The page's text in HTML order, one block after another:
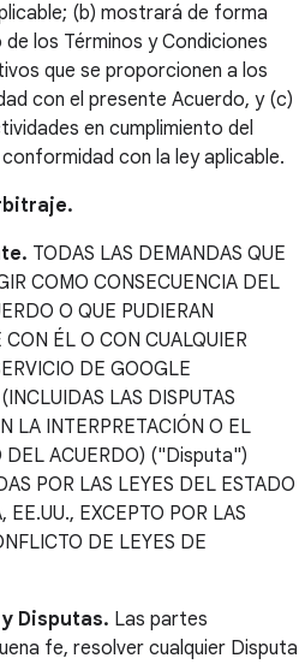
(b) mostrará de forma
los Términos y Condiciones
que se proporcionen a los
con el presente Acuerdo, y (c)
en cumplimiento del
con la ley aplicable.
TODAS LAS DEMANDAS QUE
COMO CONSECUENCIA DEL
O QUE PUDIERAN
CON ÉL O CON CUALQUIER
DE GOOGLE
LAS DISPUTAS
LA INTERPRETACIÓN O EL
DEL ACUERDO) ("Disputa")
POR LAS LEYES DEL ESTADO
EE.UU., EXCEPTO POR LAS
DE LEYES DE
Disputas. Las partes
fe, resolver cualquier Disputa